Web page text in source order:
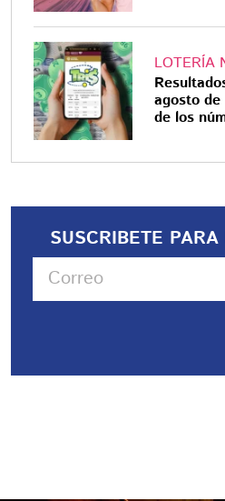
LOTERÍA
agosto de
de los
SUSCRIBETE